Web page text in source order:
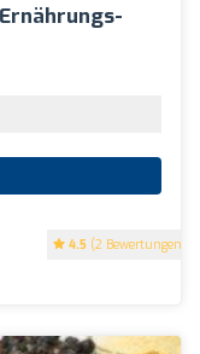
4.5 (2 Bewertungen)